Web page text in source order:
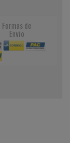
Formas de
Envio